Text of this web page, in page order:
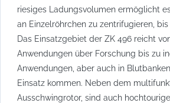
riesiges Ladungsvolumen ermöglicht
an Einzelröhrchen zu zentrifugieren,
Das Einsatzgebiet der ZK 496 reicht
Anwendungen über Forschung bis zu
Anwendungen, aber auch in
Einsatz kommen. Neben dem
Ausschwingrotor, sind auch